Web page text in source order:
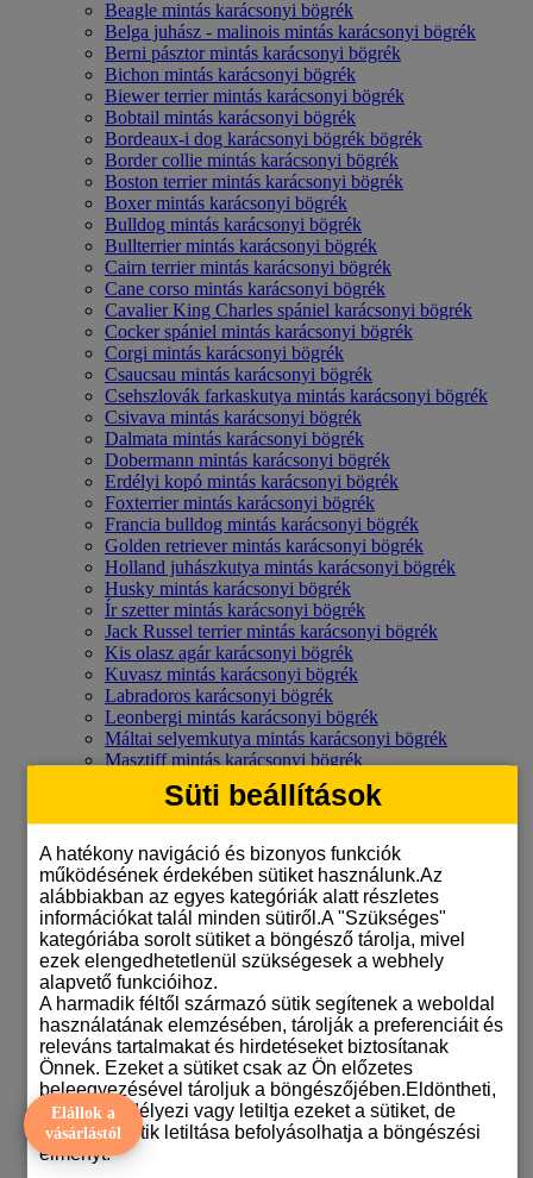
Beagle mintás karácsonyi bögrék
Belga juhász - malinois mintás karácsonyi bögrék
Berni pásztor mintás karácsonyi bögrék
Bichon mintás karácsonyi bögrék
Biewer terrier mintás karácsonyi bögrék
Bobtail mintás karácsonyi bögrék
Bordeaux-i dog karácsonyi bögrék bögrék
Border collie mintás karácsonyi bögrék
Boston terrier mintás karácsonyi bögrék
Boxer mintás karácsonyi bögrék
Bulldog mintás karácsonyi bögrék
Bullterrier mintás karácsonyi bögrék
Cairn terrier mintás karácsonyi bögrék
Cane corso mintás karácsonyi bögrék
Cavalier King Charles spániel karácsonyi bögrék
Cocker spániel mintás karácsonyi bögrék
Corgi mintás karácsonyi bögrék
Csaucsau mintás karácsonyi bögrék
Csehszlovák farkaskutya mintás karácsonyi bögrék
Csivava mintás karácsonyi bögrék
Dalmata mintás karácsonyi bögrék
Dobermann mintás karácsonyi bögrék
Erdélyi kopó mintás karácsonyi bögrék
Foxterrier mintás karácsonyi bögrék
Francia bulldog mintás karácsonyi bögrék
Golden retriever mintás karácsonyi bögrék
Holland juhászkutya mintás karácsonyi bögrék
Husky mintás karácsonyi bögrék
Ír szetter mintás karácsonyi bögrék
Jack Russel terrier mintás karácsonyi bögrék
Kis olasz agár karácsonyi bögrék
Kuvasz mintás karácsonyi bögrék
Labradoros karácsonyi bögrék
Leonbergi mintás karácsonyi bögrék
Máltai selyemkutya mintás karácsonyi bögrék
Masztiff mintás karácsonyi bögrék
Mopsz mintás karácsonyi bögre
Német dogos karácsonyi bögrék
Németjuhász mintás karácsonyi bögrék
Ordas színű németjuhász karácsonyi mintás bögre
Orosz terrier mintás karácsonyi bögrék
Papillon mintás karácsonyi bögrék
Pekingi palotapincsi mintás karácsonyi bögrék
Pitbull terrieres karácsonyi bögrék
Pointer mintás karácsonyi bögrék
Puli mintás karácsonyi bögrék
Rottweiler mintás karácsonyi bögre
Schnauzeres karácsonyi bögrék
Shar pei karácsonyi bögrék
Shiba inu karácsonyi bögrék
Shih-tzu mintás karácsonyi bögrék
Skót juhászkutya mintás karácsonyi bögrék
Staffordshire bullterrier mintás karácsonyi bögrék
Svájci juhászkutyás karácsonyi bögrék
Szálkásszőrű tacskós karácsonyi bögrék
Elállok a
vásárlástól
Süti beállítások
A hatékony navigáció és bizonyos funkciók
működésének érdekében sütiket használunk.Az
alábbiakban az egyes kategóriák alatt részletes
információkat talál minden sütiről.A "Szükséges"
kategóriába sorolt sütiket a böngésző tárolja, mivel
ezek elengedhetetlenül szükségesek a webhely
alapvető funkcióihoz.
A harmadik féltől származó sütik segítenek a weboldal
használatának elemzésében, tárolják a preferenciáit és
releváns tartalmakat és hirdetéseket biztosítanak
Önnek. Ezeket a sütiket csak az Ön előzetes
beleegyezésével tároljuk a böngészőjében.Eldöntheti,
hogy engedélyezi vagy letiltja ezeket a sütiket, de
bizonyos sütik letiltása befolyásolhatja a böngészési
élményt.